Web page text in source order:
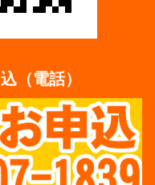
（電話）